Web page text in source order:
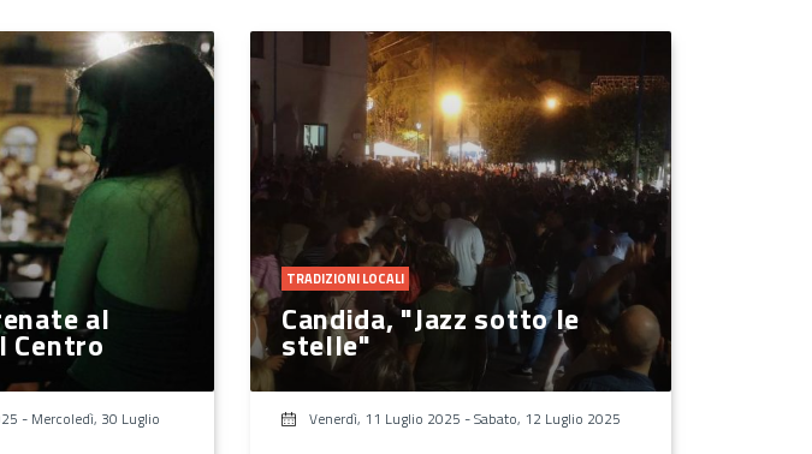
al
Centro
- Mercoledì, 30 Luglio
TRADIZIONI LOCALI
Candida, "Jazz sotto le
stelle"
Venerdì, 11 Luglio 2025 -Sabato, 12 Luglio 2025